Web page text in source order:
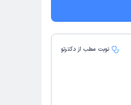
نوبت مطب از دکترتو